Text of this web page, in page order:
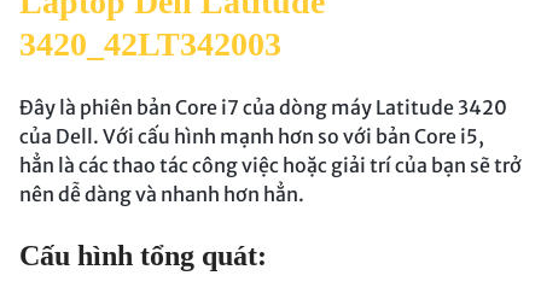
3420_42LT342003
Đây là phiên bản Core i7 của dòng máy Latitude 3420
của Dell. Với cấu hình mạnh hơn so với bản Core i5,
hẳn là các thao tác công việc hoặc giải trí của bạn sẽ trở
nên dễ dàng và nhanh hơn hẳn.
Cấu hình tổng quát: